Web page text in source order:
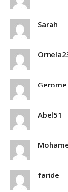
Sarah
Gerome
Abel51
faride